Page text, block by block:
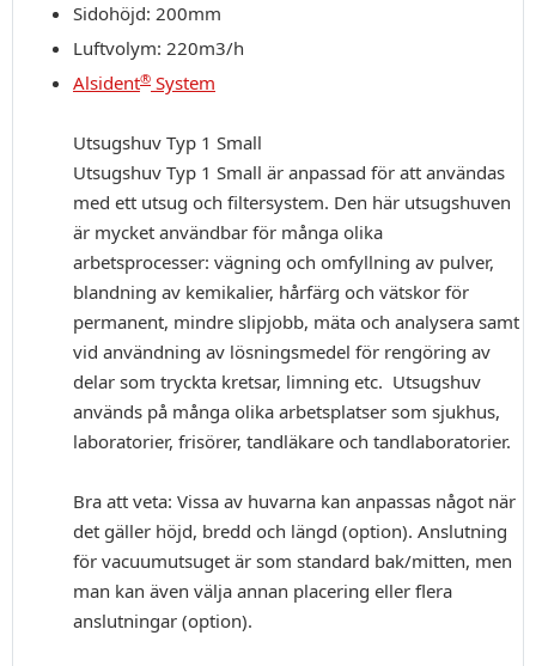
Sidohöjd: 200mm
Luftvolym: 220m3/h
Alsident® System
Utsugshuv Typ 1 Small
Utsugshuv Typ 1 Small är anpassad för att användas
med ett utsug och filtersystem. Den här utsugshuven
är mycket användbar för många olika
arbetsprocesser: vägning och omfyllning av pulver,
blandning av kemikalier, hårfärg och vätskor för
permanent, mindre slipjobb, mäta och analysera samt
vid användning av lösningsmedel för rengöring av
delar som tryckta kretsar, limning etc. Utsugshuv
används på många olika arbetsplatser som sjukhus,
laboratorier, frisörer, tandläkare och tandlaboratorier.
Bra att veta: Vissa av huvarna kan anpassas något när
det gäller höjd, bredd och längd (option). Anslutning
för vacuumutsuget är som standard bak/mitten, men
man kan även välja annan placering eller flera
anslutningar (option).